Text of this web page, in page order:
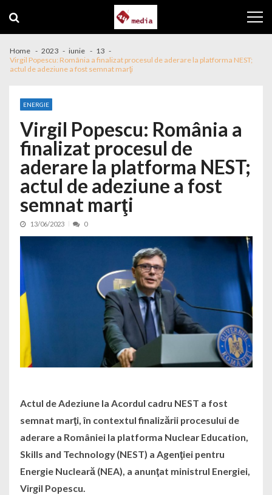
Home 2023 iunie
13
Virgil Popescu: România a finalizat procesul de aderare la platforma NEST;
actul de adeziune a fost semnat marţi
ENERGIE
Virgil Popescu: România a
finalizat procesul de
aderare la platforma NEST;
actul de adeziune a fost
semnat marţi
13/06/2023 0
Actul de Adeziune la Acordul cadru NEST a fost
semnat marţi, în contextul finalizării procesului de
aderare a României la platforma Nuclear Education,
Skills and Technology (NEST) a Agenţiei pentru
Energie Nucleară (NEA), a anunţat ministrul Energiei,
Virgil Popescu.